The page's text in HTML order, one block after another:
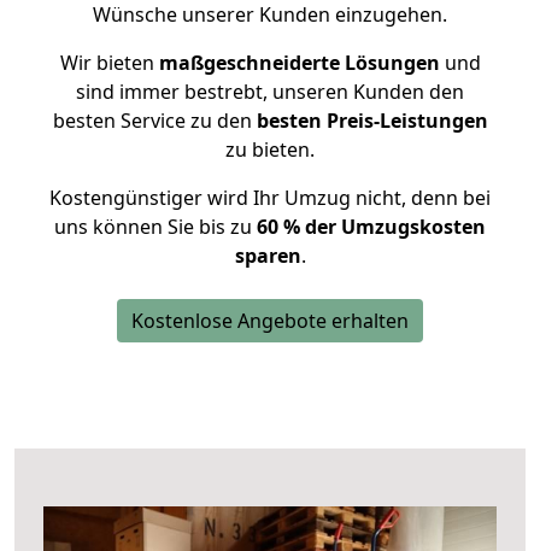
Wünsche unserer Kunden einzugehen.
Wir bieten maßgeschneiderte Lösungen und
sind immer bestrebt, unseren Kunden den
besten Service zu den besten Preis-Leistungen
zu bieten.
Kostengünstiger wird Ihr Umzug nicht, denn bei
uns können Sie bis zu 60 % der Umzugskosten
sparen.
Kostenlose Angebote erhalten